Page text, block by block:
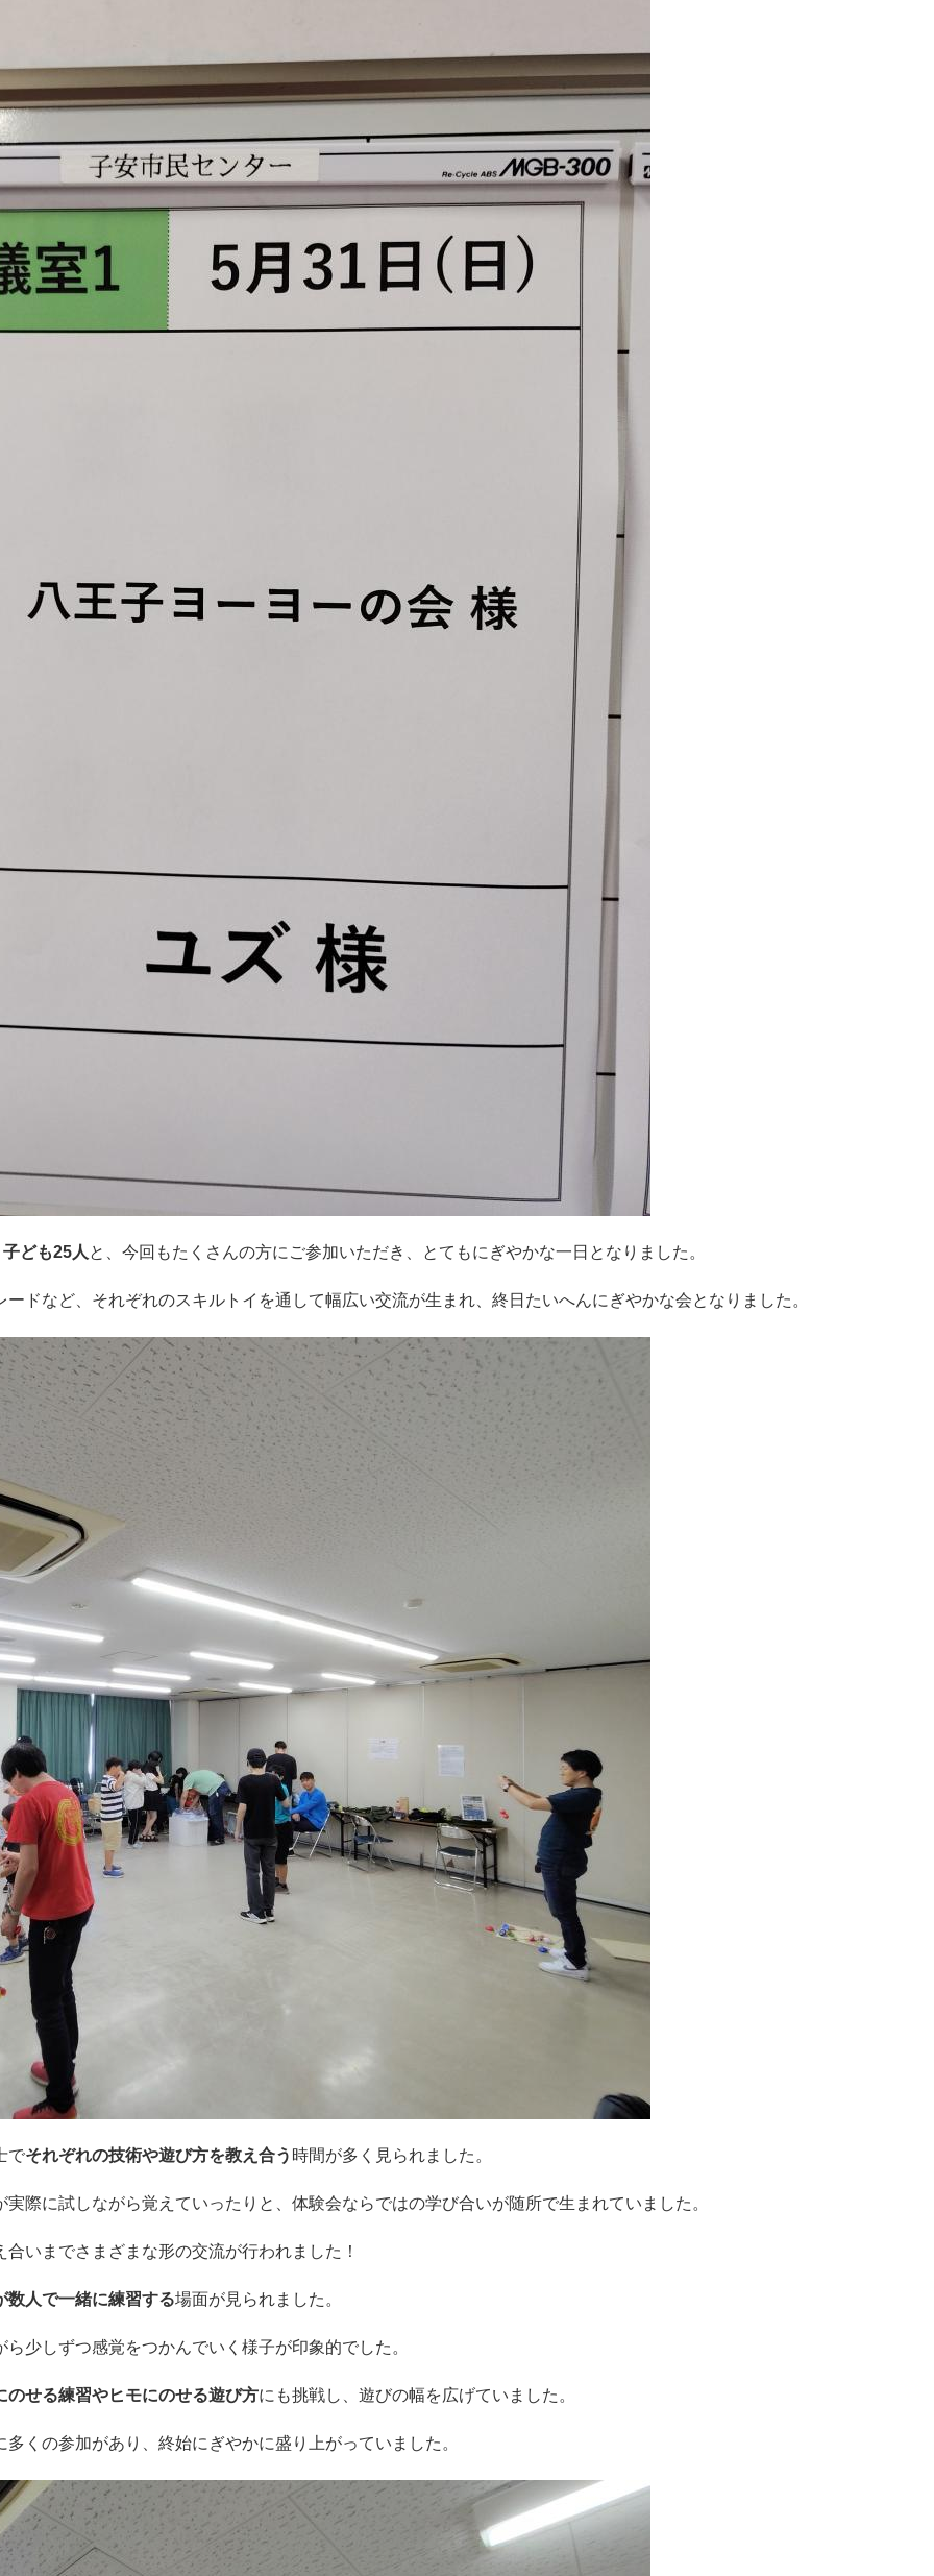
ども25人と、今回もたくさんの方にご参加いただき、とてもにぎやかな一日となりました。
ドなど、それぞれのスキルトイを通して幅広い交流が生まれ、終日たいへんにぎやかな会となりました。
でそれぞれの技術や遊び方を教え合う 時間が多く見られました。
際に試しながら覚えていったりと、体験会ならではの学び合いが随所で生まれていました。
いまでさまざまな形の交流が行われました！
数人で一緒に練習する場面が見られました。
少しずつ感覚をつかんでいく様子が印象的でした。
のせる練習やヒモにのせる遊び方にも挑戦し、遊びの幅を広げていました。
くの参加があり、終始にぎやかに盛り上がっていました。